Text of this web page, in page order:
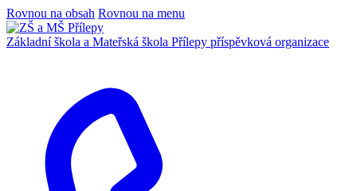
Rovnou na obsah Rovnou na menu
Základní škola a Mateřská škola Přílepy příspěvková organizace